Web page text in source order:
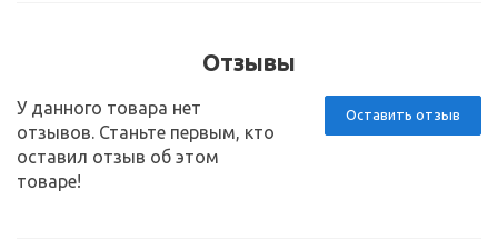
Отзывы
Оставить отзыв
У данного товара нет
отзывов. Станьте первым, кто
оставил отзыв об этом
товаре!